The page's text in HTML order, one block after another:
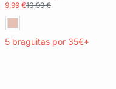
9,99 €10,99 €
5 braguitas por 35€*